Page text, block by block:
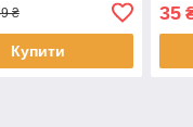
₴
Купити
мм
35